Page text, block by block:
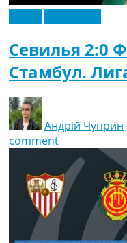
Севилья 2:0
Стамбул.
Андрій Чуприн
comment